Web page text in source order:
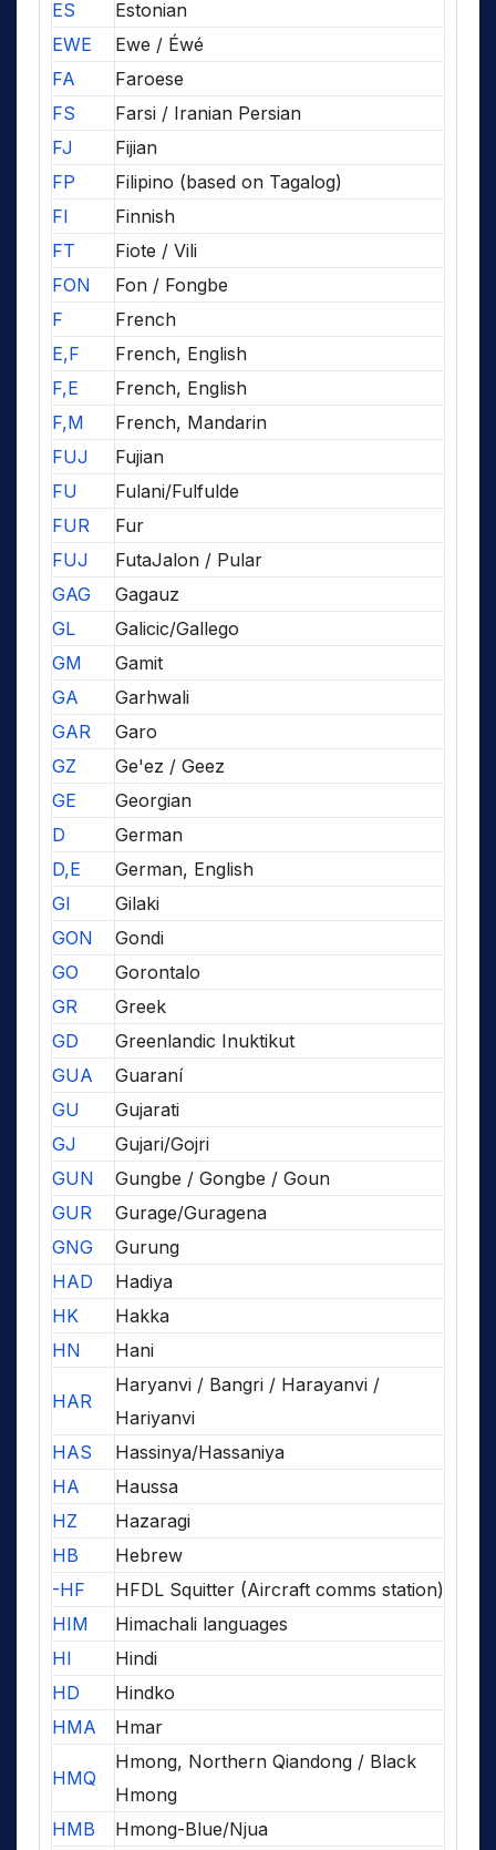
ES
Estonian
EWE
Ewe / Éwé
FA
Faroese
FS
Farsi / Iranian Persian
FJ
Fijian
FP
Filipino (based on Tagalog)
FI
Finnish
FT
Fiote / Vili
FON
Fon / Fongbe
F
French
E,F
French, English
F,E
French, English
F,M
French, Mandarin
FUJ
Fujian
FU
Fulani/Fulfulde
FUR
Fur
FUJ
FutaJalon / Pular
GAG
Gagauz
GL
Galicic/Gallego
GM
Gamit
GA
Garhwali
GAR
Garo
GZ
Ge'ez / Geez
GE
Georgian
D
German
D,E
German, English
GI
Gilaki
GON
Gondi
GO
Gorontalo
GR
Greek
GD
Greenlandic Inuktikut
GUA
Guaraní
GU
Gujarati
GJ
Gujari/Gojri
GUN
Gungbe / Gongbe / Goun
GUR
Gurage/Guragena
GNG
Gurung
HAD
Hadiya
HK
Hakka
HN
Hani
HAR
Haryanvi / Bangri / Harayanvi /
Hariyanvi
HAS
Hassinya/Hassaniya
HA
Haussa
HZ
Hazaragi
HB
Hebrew
-HF
HFDL Squitter (Aircraft comms station)
HIM
Himachali languages
HI
Hindi
HD
Hindko
HMA
Hmar
HMQ
Hmong, Northern Qiandong / Black
Hmong
HMB
Hmong-Blue/Njua